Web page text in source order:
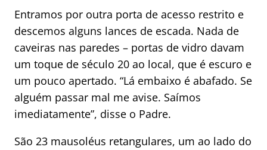
Entramos por outra porta de acesso restrito e
descemos alguns lances de escada. Nada de
caveiras nas paredes – portas de vidro davam
um toque de século 20 ao local, que é escuro e
um pouco apertado. “Lá embaixo é abafado. Se
alguém passar mal me avise. Saímos
imediatamente”, disse o Padre.
São 23 mausoléus retangulares, um ao lado do